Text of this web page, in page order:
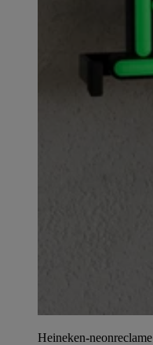
Heineken-neonreclame